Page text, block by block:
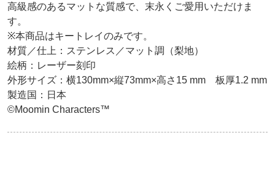
高級感のあるマットな質感で、末永くご愛用いただけま
す。
※本商品はキートレイのみです。
材質／仕上：ステンレス／マット調（梨地）
絵柄：レーザー刻印
外形サイズ：横130mm×縦73mm×高さ15 mm　板厚1.2 mm
製造国：日本
©Moomin Characters™